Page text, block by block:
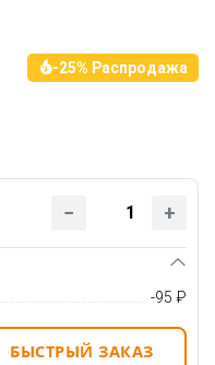
-25% Распродажа
-95 ₽
БЫСТРЫЙ ЗАКАЗ